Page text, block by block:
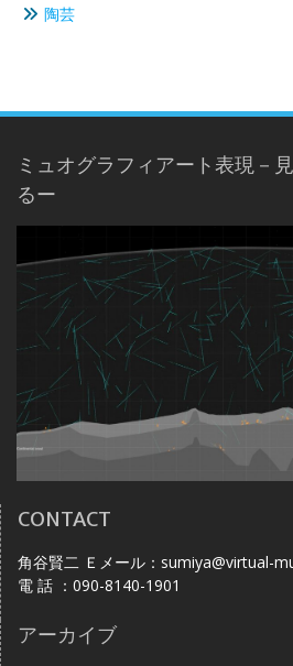
陶芸
ミュオグラフィアート表現－
るー
CONTACT
角谷賢二 Ｅメール：sumiya@virtual-
電 話 ：090-8140-1901
アーカイブ